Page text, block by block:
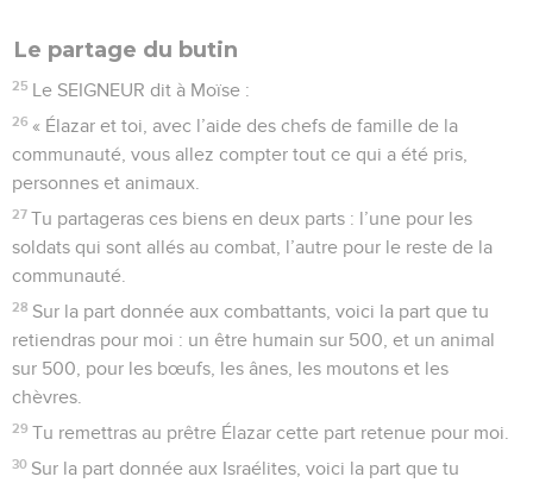
Le partage du butin
25 Le SEIGNEUR dit à Moïse :
26 « Élazar et toi, avec l’aide des chefs de famille de la
communauté, vous allez compter tout ce qui a été pris,
personnes et animaux.
27 Tu partageras ces biens en deux parts : l’une pour les
soldats qui sont allés au combat, l’autre pour le reste de la
communauté.
28 Sur la part donnée aux combattants, voici la part que tu
retiendras pour moi : un être humain sur 500, et un animal
sur 500, pour les bœufs, les ânes, les moutons et les
chèvres.
29 Tu remettras au prêtre Élazar cette part retenue pour moi.
30 Sur la part donnée aux Israélites, voici la part que tu